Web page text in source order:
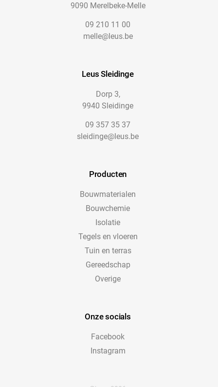
9090 Merelbeke-Melle
09 210 11 00
melle@leus.be
Leus Sleidinge
Dorp 3,
9940 Sleidinge
09 357 35 37
sleidinge@leus.be
Producten
Bouwmaterialen
Bouwchemie
Isolatie
Tegels en vloeren
Tuin en terras
Gereedschap
Overige
Onze socials
Facebook
Instagram